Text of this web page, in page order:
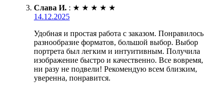
Слава И. : ★ ★ ★ ★ ★
14.12.2025
Удобная и простая работа с заказом. Понравилось
разнообразие форматов, большой выбор. Выбор
портрета был легким и интуитивным. Получила
изображение быстро и качественно. Все вовремя,
ни разу не подвели! Рекомендую всем близким,
уверенна, понравится.